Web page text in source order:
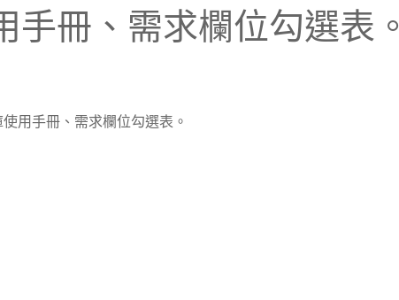
冊、需求欄位勾選表。
用手冊、需求欄位勾選表。